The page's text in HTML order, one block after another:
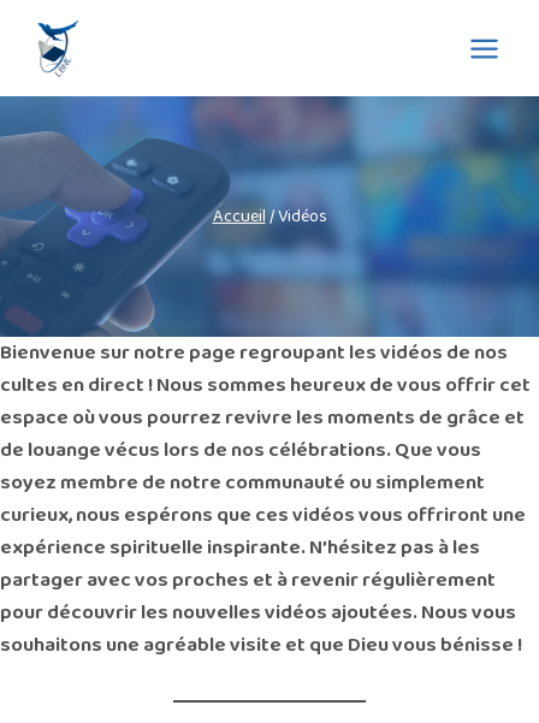
Aller
contenu
Accueil/Vidéos
Bienvenue sur notre page regroupant les vidéos de nos
cultes en direct ! Nous sommes heureux de vous offrir cet
espace où vous pourrez revivre les moments de grâce et
de louange vécus lors de nos célébrations. Que vous
soyez membre de notre communauté ou simplement
curieux, nous espérons que ces vidéos vous offriront une
expérience spirituelle inspirante. N’hésitez pas à les
partager avec vos proches et à revenir régulièrement
pour découvrir les nouvelles vidéos ajoutées. Nous vous
souhaitons une agréable visite et que Dieu vous bénisse !